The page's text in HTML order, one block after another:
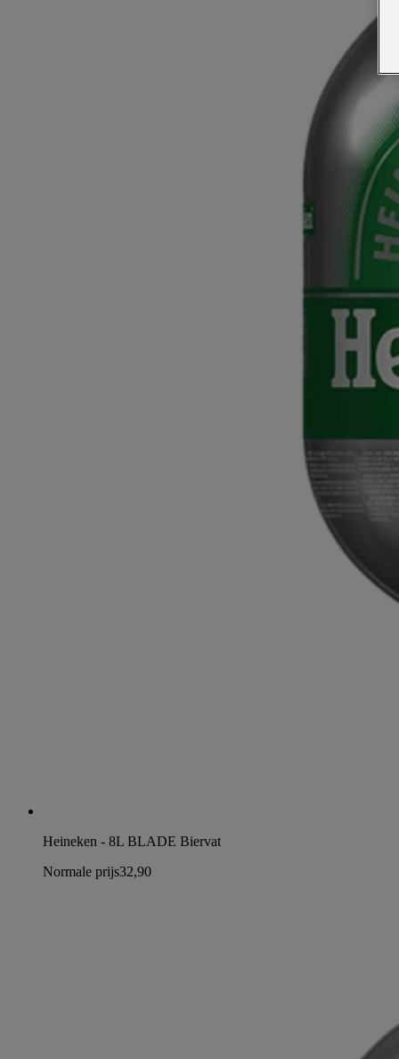
Heineken - 8L BLADE Biervat
Normale prijs32,90